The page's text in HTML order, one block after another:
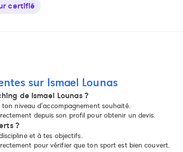
certifié
sur Ismael Lounas
de Ismael Lounas ?
ton niveau d'accompagnement souhaité.
depuis son profil pour obtenir un devis.
?
et à tes objectifs.
pour vérifier que ton sport est bien couvert.